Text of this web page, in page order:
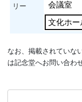
リー
会議室
文化ホー
なお、掲載されていな
は記念堂へお問い合わ